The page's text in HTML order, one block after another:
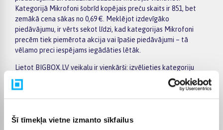
Šī tīmekļa vietne izmanto sīkfailus
Kategorijā Mikrofoni šobrīd kopējais preču skaits ir 851, bet
zemākā cena sākas no 0,69 €. Meklējot izdevīgāko
piedāvājumu, ir vērts sekot līdzi, kad kategorijas Mikrofoni
precēm tiek piemērota akcija vai īpašie piedāvājumi – tā
vēlamo preci iespējams iegādāties lētāk.
Lietot BIGBOX.LV veikalu ir vienkārši: izvēlieties kategoriju
Mikrofoni, izmantojiet kreisajā pusē esošos filtrus pēc
ražotāja, cenas, preču īpašībām vai citiem svarīgiem
lapā ir pieejama svarīgākā informācija, tāpēc varat ātri